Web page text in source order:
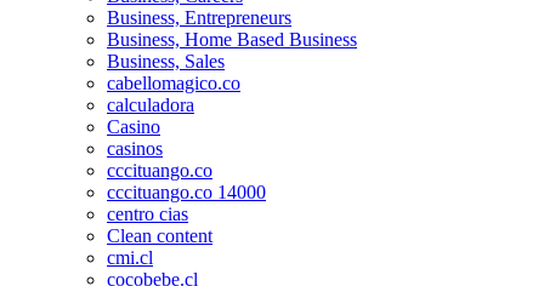
Business, Entrepreneurs
Business, Home Based Business
Business, Sales
cabellomagico.co
calculadora
Casino
casinos
cccituango.co
cccituango.co 14000
centro cias
Clean content
cmi.cl
cocobebe.cl